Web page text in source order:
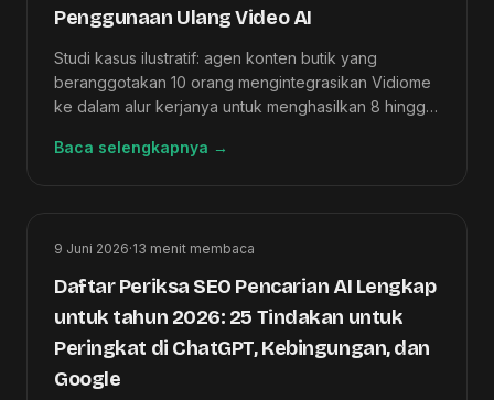
Penggunaan Ulang Video AI
Studi kasus ilustratif: agen konten butik yang
beranggotakan 10 orang mengintegrasikan Vidiome
ke dalam alur kerjanya untuk menghasilkan 8 hingga
sebesar 60%.
Baca selengkapnya →
9 Juni 2026·13 menit membaca
Daftar Periksa SEO Pencarian AI Lengkap
untuk tahun 2026: 25 Tindakan untuk
Peringkat di ChatGPT, Kebingungan, dan
Google